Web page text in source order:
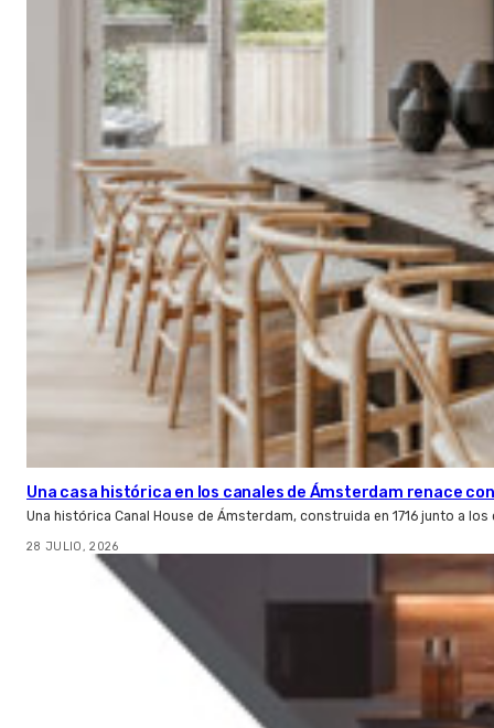
Una casa histórica en los canales de Ámsterdam renace
Una histórica Canal House de Ámsterdam, construida en 1716 junto a
28 JULIO, 2026